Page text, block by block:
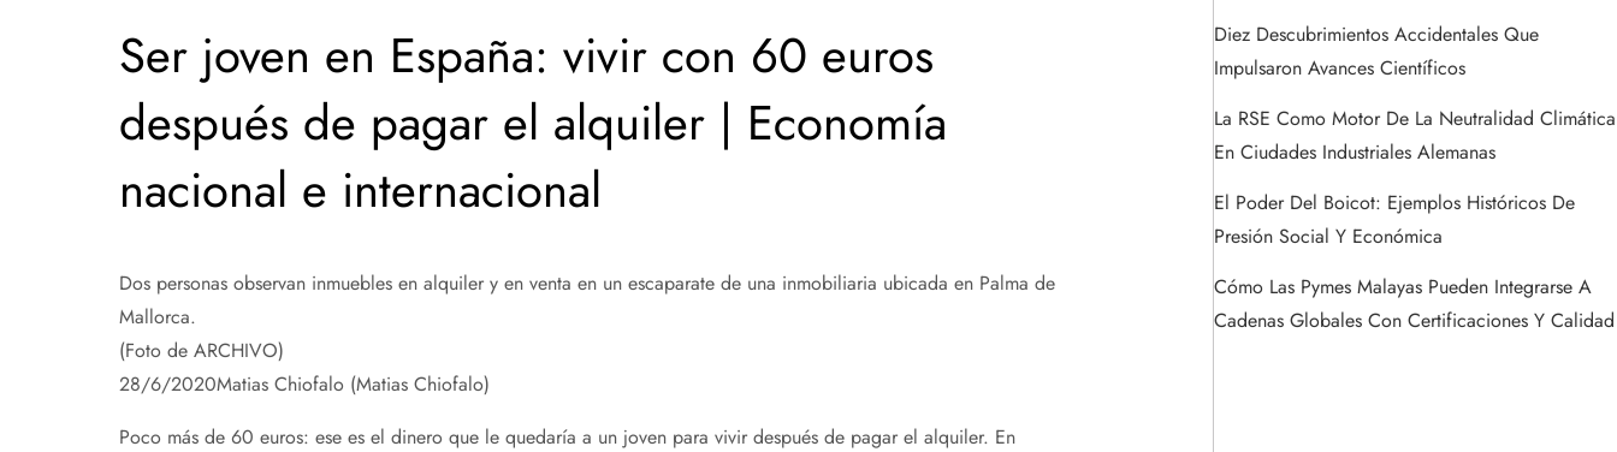
Ser joven en España: vivir con 60 euros
después de pagar el alquiler | Economía
nacional e internacional
Dos personas observan inmuebles en alquiler y en venta en un escaparate de una inmobiliaria ubicada en Palma de
Mallorca.
(Foto de ARCHIVO)
28/6/2020Matias Chiofalo (Matias Chiofalo)
Poco más de 60 euros: ese es el dinero que le quedaría a un joven para vivir después de pagar el alquiler. En
Diez Descubrimientos Accidentales Que
Impulsaron Avances Científicos
La RSE Como Motor De La Neutralidad Climática
En Ciudades Industriales Alemanas
El Poder Del Boicot: Ejemplos Históricos De
Presión Social Y Económica
Cómo Las Pymes Malayas Pueden Integrarse A
Cadenas Globales Con Certificaciones Y Calidad